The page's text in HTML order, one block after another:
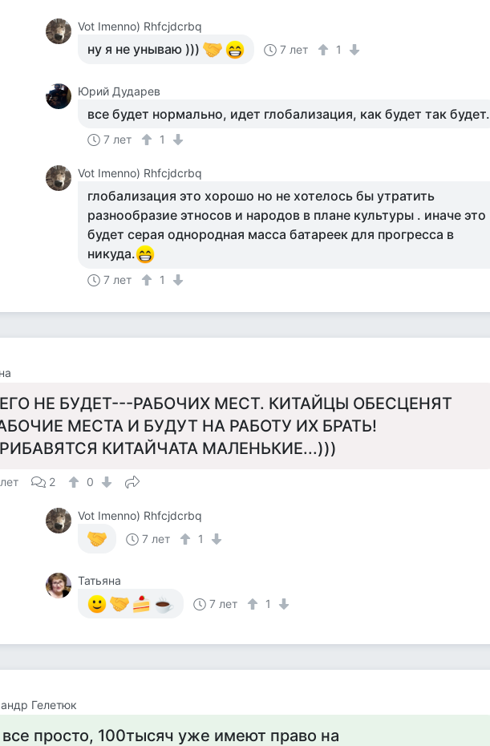
Vot Imenno) Rhfcjdcrbq
ну я не унываю ))) 7 лет 1
Юрий Дударев
все будет нормально, идет глобализация, как будет так будет.
7 лет 1
Vot Imenno) Rhfcjdcrbq
глобализация это хорошо но не хотелось бы утратить
разнообразие этносов и народов в плане культуры . иначе это
будет серая однородная масса батареек для прогресса в
никуда.
7 лет 1
НЕ БУДЕТ---РАБОЧИХ МЕСТ. КИТАЙЦЫ ОБЕСЦЕНЯТ
МЕСТА И БУДУТ НА РАБОТУ ИХ БРАТЬ!
КИТАЙЧАТА МАЛЕНЬКИЕ...)))
2 0
Vot Imenno) Rhfcjdcrbq
7 лет
1
Татьяна
7 лет
1
Гелетюк
просто, 100тысяч уже имеют право на